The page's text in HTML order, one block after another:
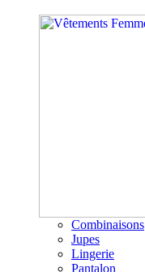
Combinaisons
Jupes
Lingerie
Pantalon